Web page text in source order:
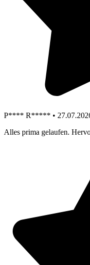
P**** R***** •
Alles prima gelaufen.